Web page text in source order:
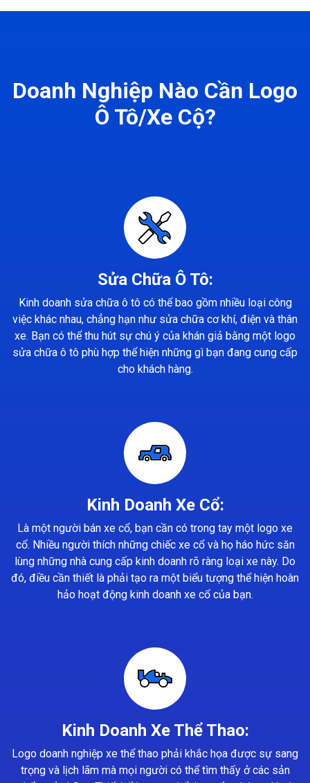
Doanh Nghiệp Nào Cần Logo
Ô Tô/Xe Cộ?
Sửa Chữa Ô Tô:
Kinh doanh sửa chữa ô tô có thể bao gồm nhiều loại công
việc khác nhau, chẳng hạn như sửa chữa cơ khí, điện và thân
xe. Bạn có thể thu hút sự chú ý của khán giả bằng một logo
sửa chữa ô tô phù hợp thể hiện những gì bạn đang cung cấp
cho khách hàng.
Kinh Doanh Xe Cổ:
Là một người bán xe cổ, bạn cần có trong tay một logo xe
cổ. Nhiều người thích những chiếc xe cổ và họ háo hức săn
lùng những nhà cung cấp kinh doanh rõ ràng loại xe này. Do
đó, điều cần thiết là phải tạo ra một biểu tượng thể hiện hoàn
hảo hoạt động kinh doanh xe cổ của bạn.
Kinh Doanh Xe Thể Thao:
Logo doanh nghiệp xe thể thao phải khắc họa được sự sang
trọng và lịch lãm mà mọi người có thể tìm thấy ở các sản